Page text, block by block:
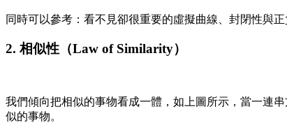
同時可以參考：看不見卻很重要的虛擬曲線、封閉性與正
2. 相似性（Law of Similarity）
我們傾向把相似的事物看成一體，如上圖所示，當一連
似的事物。